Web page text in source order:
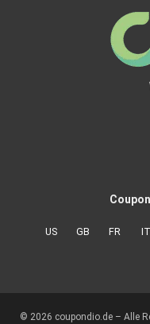
US GB FR IT
© 2026 coupondio.de – Alle